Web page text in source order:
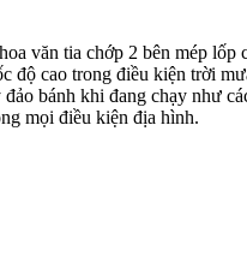
văn tia chớp 2 bên mép
độ cao trong điều kiện trời
bánh khi đang chạy như
mọi điều kiện địa hình.